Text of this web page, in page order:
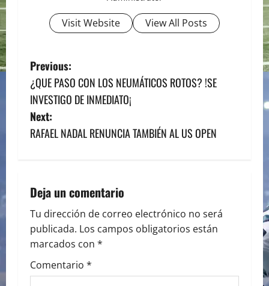
Visit Website View All Posts
P
o
s
t
a
v
i
g
Previous:
¿QUE PASO CON LOS NEUMÁTICOS ROTOS? !SE
INVESTIGO DE INMEDIATO¡
Next:
RAFAEL NADAL RENUNCIA TAMBIÉN AL US OPEN
Deja un comentario
Tu dirección de correo electrónico no será
publicada. Los campos obligatorios están
marcados con *
Comentario *